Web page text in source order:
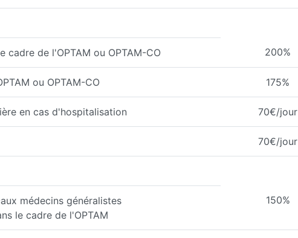
cadre de l'OPTAM ou OPTAM-CO 200%
ou OPTAM-CO 175%
en cas d'hospitalisation 70€/jour
70€/jour
médecins généralistes
le cadre de l'OPTAM
150%